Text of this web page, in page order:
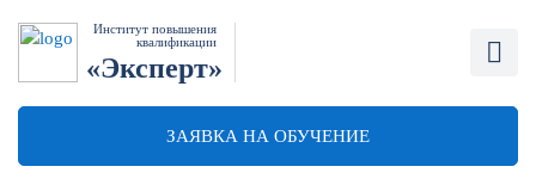
Институт повышения
квалификации
«Эксперт»
ЗАЯВКА НА ОБУЧЕНИЕ